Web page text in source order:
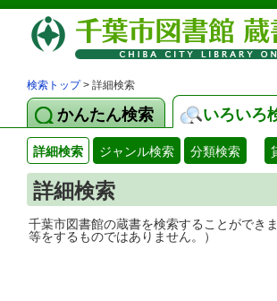
検索トップ> 詳細検索
かんたん検索 いろいろ
詳細検索 ジャンル検索 分類検索
詳細検索
千葉市図書館の蔵書を検索
等をするものではありません。）